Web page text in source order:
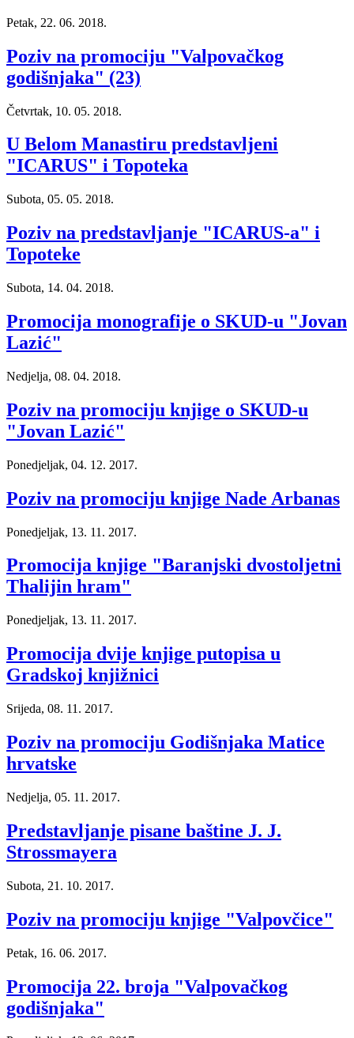
Petak, 22. 06. 2018.
Poziv na promociju "Valpovačkog
godišnjaka" (23)
Četvrtak, 10. 05. 2018.
U Belom Manastiru predstavljeni
"ICARUS" i Topoteka
Subota, 05. 05. 2018.
Poziv na predstavljanje "ICARUS-a" i
Topoteke
Subota, 14. 04. 2018.
Promocija monografije o SKUD-u "Jovan
Lazić"
Nedjelja, 08. 04. 2018.
Poziv na promociju knjige o SKUD-u
"Jovan Lazić"
Ponedjeljak, 04. 12. 2017.
Poziv na promociju knjige Nade Arbanas
Ponedjeljak, 13. 11. 2017.
Promocija knjige "Baranjski dvostoljetni
Thalijin hram"
Ponedjeljak, 13. 11. 2017.
Promocija dvije knjige putopisa u
Gradskoj knjižnici
Srijeda, 08. 11. 2017.
Poziv na promociju Godišnjaka Matice
hrvatske
Nedjelja, 05. 11. 2017.
Predstavljanje pisane baštine J. J.
Strossmayera
Subota, 21. 10. 2017.
Poziv na promociju knjige "Valpovčice"
Petak, 16. 06. 2017.
Promocija 22. broja "Valpovačkog
godišnjaka"